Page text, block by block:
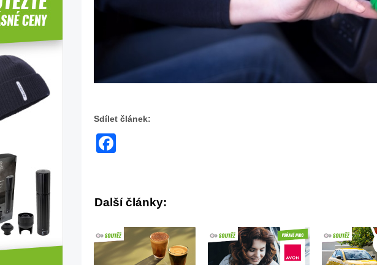
Sdílet článek:
Další články: